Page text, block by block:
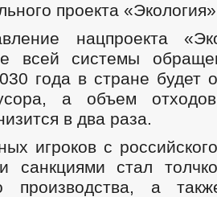
проекта
нацпроекта
всей системы
года в стране будет
а объем
в два раза.
игроков с
санкциями стал
производства, а